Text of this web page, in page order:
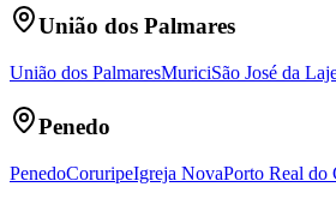
União dos Palmares
União dos PalmaresMuriciSão José da
Penedo
PenedoCoruripeIgreja NovaPorto Real do